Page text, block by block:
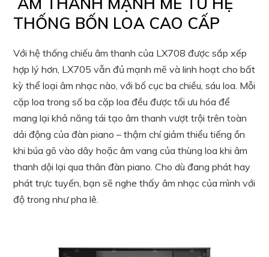
THỐNG BỐN LOA CAO CẤP
Với hệ thống chiếu âm thanh của LX708 được sắp xếp
hợp lý hơn, LX705 vẫn đủ mạnh mẽ và linh hoạt cho bất
kỳ thể loại âm nhạc nào, với bố cục ba chiều, sáu loa. Mỗi
cặp loa trong số ba cặp loa đều được tối ưu hóa để
mang lại khả năng tái tạo âm thanh vượt trội trên toàn
dải động của đàn piano – thậm chí giảm thiểu tiếng ồn
khi búa gõ vào dây hoặc âm vang của thùng loa khi âm
thanh dội lại qua thân đàn piano. Cho dù đang phát hay
phát trực tuyến, bạn sẽ nghe thấy âm nhạc của mình với
độ trong như pha lê.